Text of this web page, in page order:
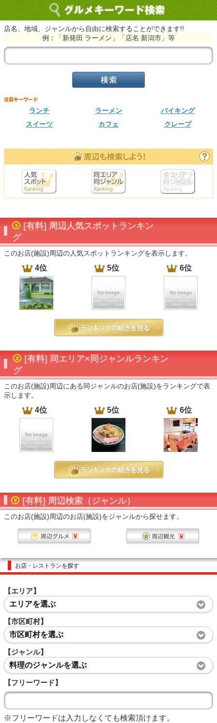
店名、地域、ジャンルから自由に検索することができます!!
例：「新発田 ラーメン」「店名 新潟市」等
ランチ ラーメン
バイキング
スイーツ
カフェ クレープ
[有料] 周辺人気スポットランキン
グ
このお店(施設)周辺の人気スポットランキングを表示します。
4位 5位 6位
[有料] 同エリア×同ジャンルランキン
グ
このお店(施設)周辺にある同ジャンルのお店(施設)をランキングで表
示します。
4位 5位 6位
[有料] 周辺検索（ジャンル）
このお店(施設)周辺のお店(施設)をジャンルから探せます。
お店・レストランを探す
【エリア】
エリアを選ぶ
【市区町村】
市区町村を選ぶ
【ジャンル】
料理のジャンルを選ぶ
【フリーワード】
※フリーワードは入力しなくても検索頂けます。